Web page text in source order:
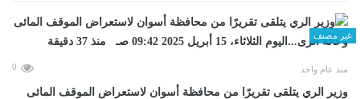
غير مصنف
منذ عام واحد 0
وزير الري يتلقى تقريرًا من محافظة أسوان لاستعراض الموقف المائى